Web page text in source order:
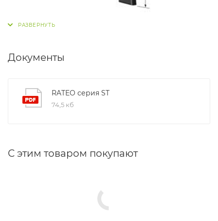
Документы
RATEO серия ST
74,5 кб
С этим товаром покупают